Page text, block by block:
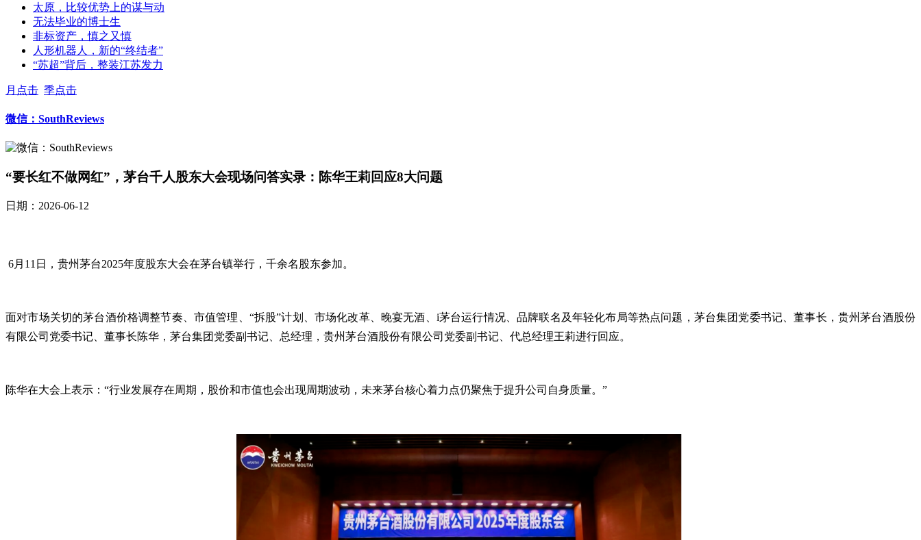
太原，比较优势上的谋与动
无法毕业的博士生
非标资产，慎之又慎
人形机器人，新的“终结者”
“苏超”背后，整装江苏发力
月点击 季点击
微信：SouthReviews
“要长红不做网红”，茅台千人股东大会现场问答实录：陈华王莉回应8大问题
日期：2026-06-12
6月11日，贵州茅台2025年度股东大会在茅台镇举行，千余名股东参加。
面对市场关切的茅台酒价格调整节奏、市值管理、“拆股”计划、市场化改革、晚宴无酒、i茅台运行情况、品牌联名及年轻化布局等热点问题，茅台集团党委书记、董事长，贵州茅台酒股份
有限公司党委书记、董事长陈华，茅台集团党委副书记、总经理，贵州茅台酒股份有限公司党委副书记、代总经理王莉进行回应。
陈华在大会上表示：“行业发展存在周期，股价和市值也会出现周期波动，未来茅台核心着力点仍聚焦于提升公司自身质量。”